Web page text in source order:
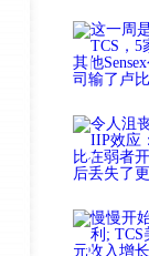
1
2